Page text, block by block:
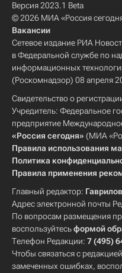
Версия 2023.1 Beta
© 2026 МИА «Россия
Вакансии
Сетевое издание РИА
в Федеральной службе по
информационных
(Роскомнадзор) 08 апреля
Свидетельство о
Учредитель: Федеральное
предприятие
«Россия сегодня» (МИА
Правила использования
Политика
Правила применения
Главный редактор:
Адрес электронной почты
По вопросам размещения
воспользуйтесьформой
Телефон Редакции: 7 (495)
Чтобы связаться с
замеченных ошибках,